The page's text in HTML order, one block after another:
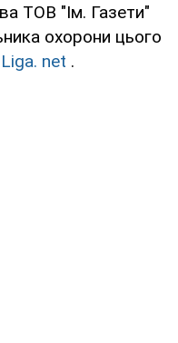
ТОВ "Ім. Газети"
охорони цього
Liga. net .